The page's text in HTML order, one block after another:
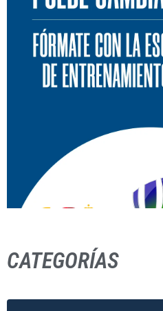
CATEGORÍAS